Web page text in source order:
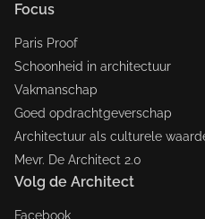
Focus
Paris Proof
Schoonheid in architectuur
Vakmanschap
Goed opdrachtgeverschap
Architectuur als culturele
Mevr. De Architect 2.0
Volg de Architect
Facebook